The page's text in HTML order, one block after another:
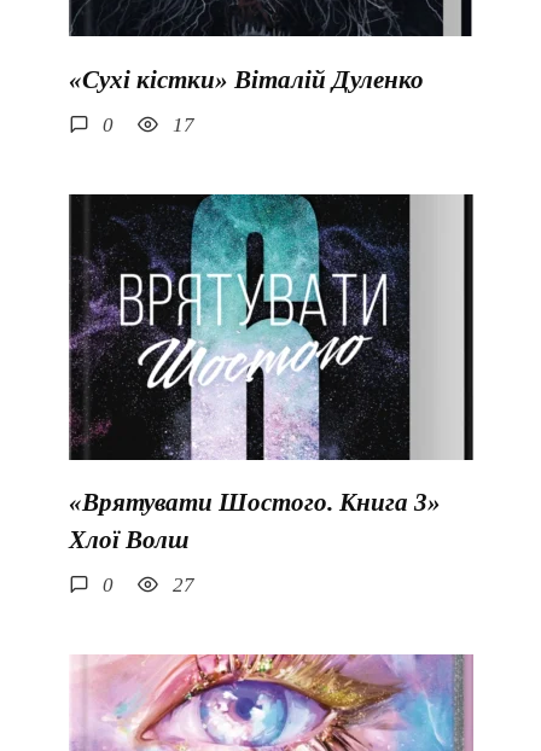
«Сухі кістки» Віталій Дуленко
0 17
«Врятувати Шостого. Книга 3»
Хлої Волш
0 27